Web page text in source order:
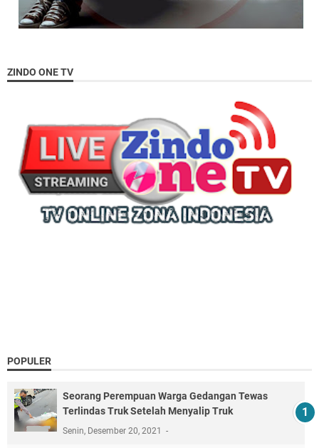
ZINDO ONE TV
POPULER
Seorang Perempuan Warga Gedangan Tewas
Terlindas Truk Setelah Menyalip Truk
Senin, Desember 20, 2021